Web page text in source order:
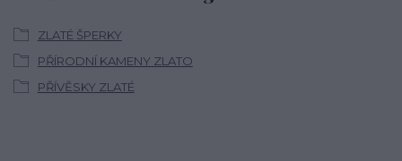
ZLATÉ ŠPERKY
PŘÍRODNÍ KAMENY ZLATO
PŘÍVĚSKY ZLATÉ